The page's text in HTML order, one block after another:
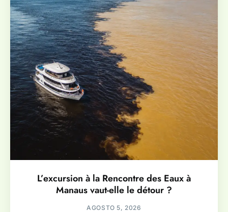
L’excursion à la Rencontre des Eaux à
Manaus vaut-elle le détour ?
AGOSTO 5, 2026